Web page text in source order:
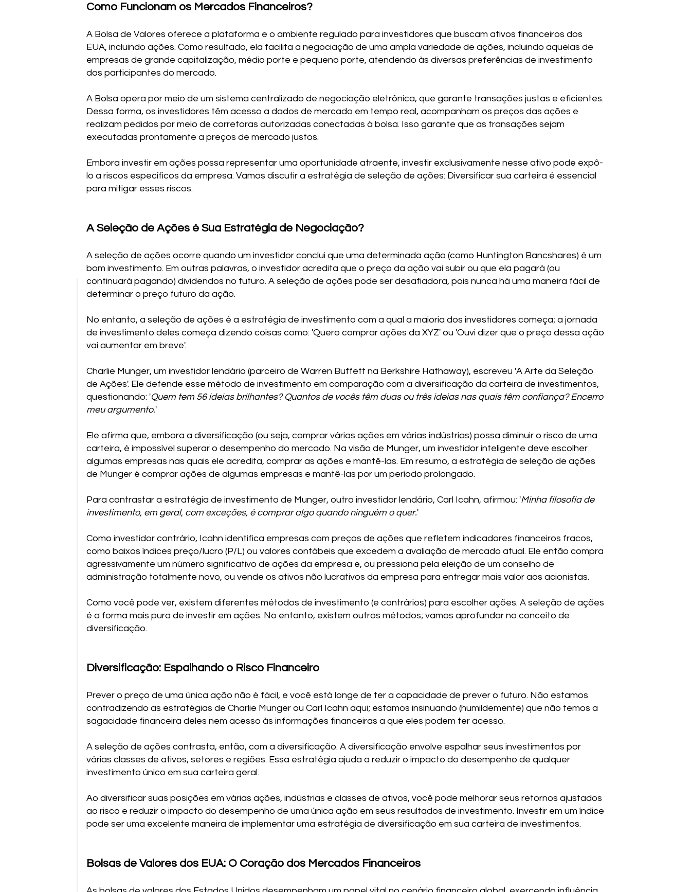
Como Funcionam os Mercados Financeiros?
A Bolsa de Valores oferece a plataforma e o ambiente regulado para investidores que buscam ativos financeiros dos
EUA, incluindo ações. Como resultado, ela facilita a negociação de uma ampla variedade de ações, incluindo aquelas de
empresas de grande capitalização, médio porte e pequeno porte, atendendo às diversas preferências de investimento
dos participantes do mercado.
A Bolsa opera por meio de um sistema centralizado de negociação eletrônica, que garante transações justas e eficientes.
Dessa forma, os investidores têm acesso a dados de mercado em tempo real, acompanham os preços das ações e
realizam pedidos por meio de corretoras autorizadas conectadas à bolsa. Isso garante que as transações sejam
executadas prontamente a preços de mercado justos.
Embora investir em ações possa representar uma oportunidade atraente, investir exclusivamente nesse ativo pode expô-
lo a riscos específicos da empresa. Vamos discutir a estratégia de seleção de ações: Diversificar sua carteira é essencial
para mitigar esses riscos.
A Seleção de Ações é Sua Estratégia de Negociação?
A seleção de ações ocorre quando um investidor conclui que uma determinada ação (como Huntington Bancshares) é um
bom investimento. Em outras palavras, o investidor acredita que o preço da ação vai subir ou que ela pagará (ou
continuará pagando) dividendos no futuro. A seleção de ações pode ser desafiadora, pois nunca há uma maneira fácil de
determinar o preço futuro da ação.
No entanto, a seleção de ações é a estratégia de investimento com a qual a maioria dos investidores começa; a jornada
de investimento deles começa dizendo coisas como: 'Quero comprar ações da XYZ' ou 'Ouvi dizer que o preço dessa ação
vai aumentar em breve'.
Charlie Munger, um investidor lendário (parceiro de Warren Buffett na Berkshire Hathaway), escreveu 'A Arte da Seleção
de Ações'. Ele defende esse método de investimento em comparação com a diversificação da carteira de investimentos,
questionando: 'Quem tem 56 ideias brilhantes? Quantos de vocês têm duas ou três ideias nas quais têm confiança? Encerro
meu argumento.'
Ele afirma que, embora a diversificação (ou seja, comprar várias ações em várias indústrias) possa diminuir o risco de uma
carteira, é impossível superar o desempenho do mercado. Na visão de Munger, um investidor inteligente deve escolher
algumas empresas nas quais ele acredita, comprar as ações e mantê-las. Em resumo, a estratégia de seleção de ações
de Munger é comprar ações de algumas empresas e mantê-las por um período prolongado.
Para contrastar a estratégia de investimento de Munger, outro investidor lendário, Carl Icahn, afirmou: 'Minha filosofia de
investimento, em geral, com exceções, é comprar algo quando ninguém o quer.'
Como investidor contrário, Icahn identifica empresas com preços de ações que refletem indicadores financeiros fracos,
como baixos índices preço/lucro (P/L) ou valores contábeis que excedem a avaliação de mercado atual. Ele então compra
agressivamente um número significativo de ações da empresa e, ou pressiona pela eleição de um conselho de
administração totalmente novo, ou vende os ativos não lucrativos da empresa para entregar mais valor aos acionistas.
Como você pode ver, existem diferentes métodos de investimento (e contrários) para escolher ações. A seleção de ações
é a forma mais pura de investir em ações. No entanto, existem outros métodos; vamos aprofundar no conceito de
diversificação.
Diversificação: Espalhando o Risco Financeiro
Prever o preço de uma única ação não é fácil, e você está longe de ter a capacidade de prever o futuro. Não estamos
contradizendo as estratégias de Charlie Munger ou Carl Icahn aqui; estamos insinuando (humildemente) que não temos a
sagacidade financeira deles nem acesso às informações financeiras a que eles podem ter acesso.
A seleção de ações contrasta, então, com a diversificação. A diversificação envolve espalhar seus investimentos por
várias classes de ativos, setores e regiões. Essa estratégia ajuda a reduzir o impacto do desempenho de qualquer
investimento único em sua carteira geral.
Ao diversificar suas posições em várias ações, indústrias e classes de ativos, você pode melhorar seus retornos ajustados
ao risco e reduzir o impacto do desempenho de uma única ação em seus resultados de investimento. Investir em um índice
pode ser uma excelente maneira de implementar uma estratégia de diversificação em sua carteira de investimentos.
Bolsas de Valores dos EUA: O Coração dos Mercados Financeiros